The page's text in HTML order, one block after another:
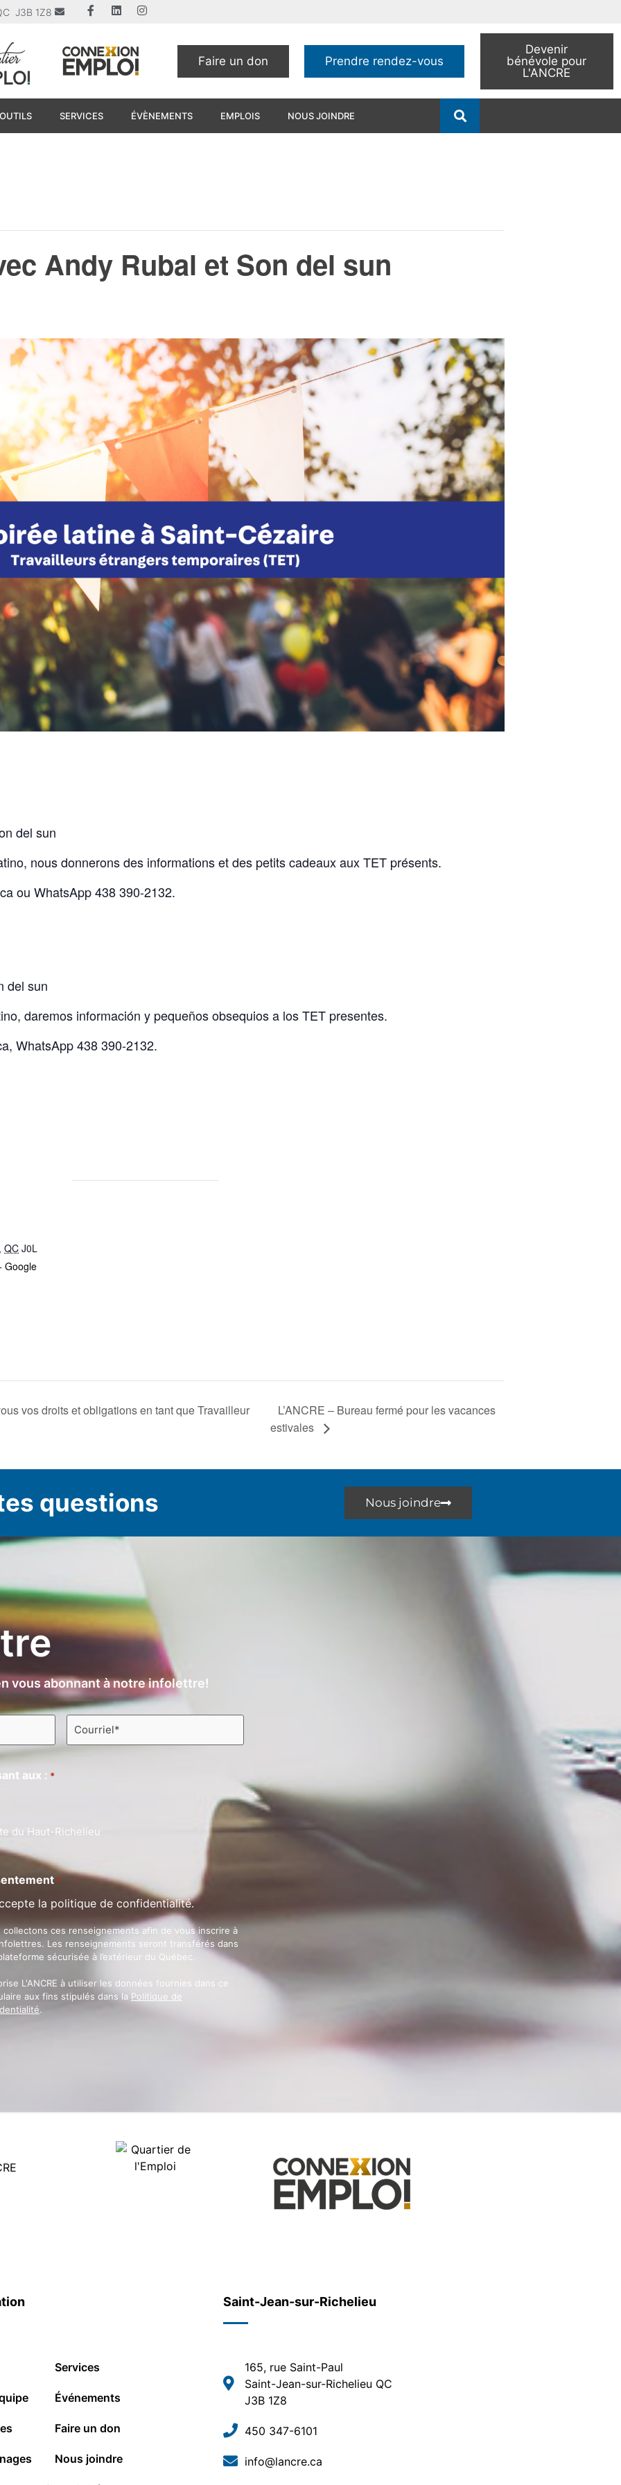
J3B 1Z8
Faire un don Prendre rendez-vous
Devenir
bénévole pour
L'ANCRE
SERVICES ÉVÈNEMENTS EMPLOIS NOUS JOINDRE
Andy Rubal et Son del sun
del sun
nous donnerons des informations et des petits cadeaux aux TET présents.
ou WhatsApp 438 390-2132.
del sun
daremos información y pequeños obsequios a los TET presentes.
WhatsApp 438 390-2132.
, QC J0L
Google
vos droits et obligations en tant que Travailleur
L’ANCRE – Bureau fermé pour les vacances
estivales
questions Nous joindre
vous abonnant à notre infolettre!
Courriel
aux : *
du Haut-Richelieu
*
la politique de confidentialité.
collectons ces renseignements afin de vous inscrire à
Les renseignements seront transférés dans
sécurisée à l’extérieur du Québec.
L'ANCRE à utiliser les données fournies dans ce
aux fins stipulés dans la Politique de
.
Services
Événements
Faire un don
Nous joindre
Saint-Jean-sur-Richelieu
165, rue Saint-Paul
Saint-Jean-sur-Richelieu QC
J3B 1Z8
450 347-6101
info@lancre.ca